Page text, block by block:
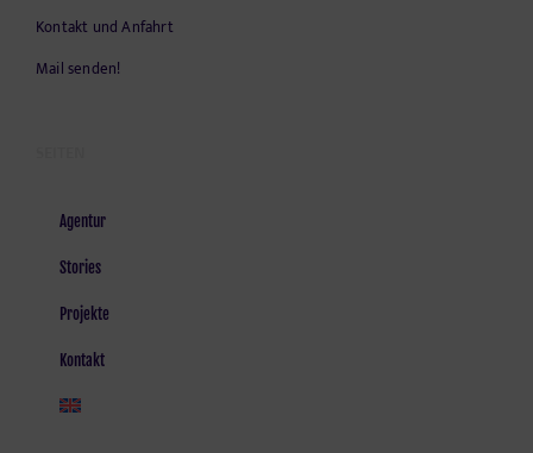
Kontakt und Anfahrt
Mail senden!
Agentur
Stories
Projekte
Kontakt